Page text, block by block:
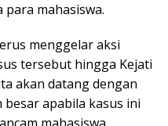
para mahasiswa.
menggelar aksi
tersebut hingga Kejati
akan datang dengan
apabila kasus ini